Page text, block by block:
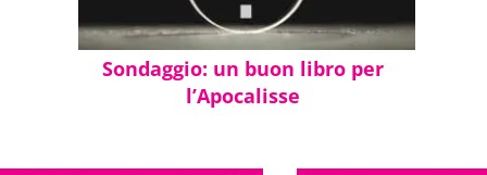
Sondaggio: un buon libro per
l’Apocalisse